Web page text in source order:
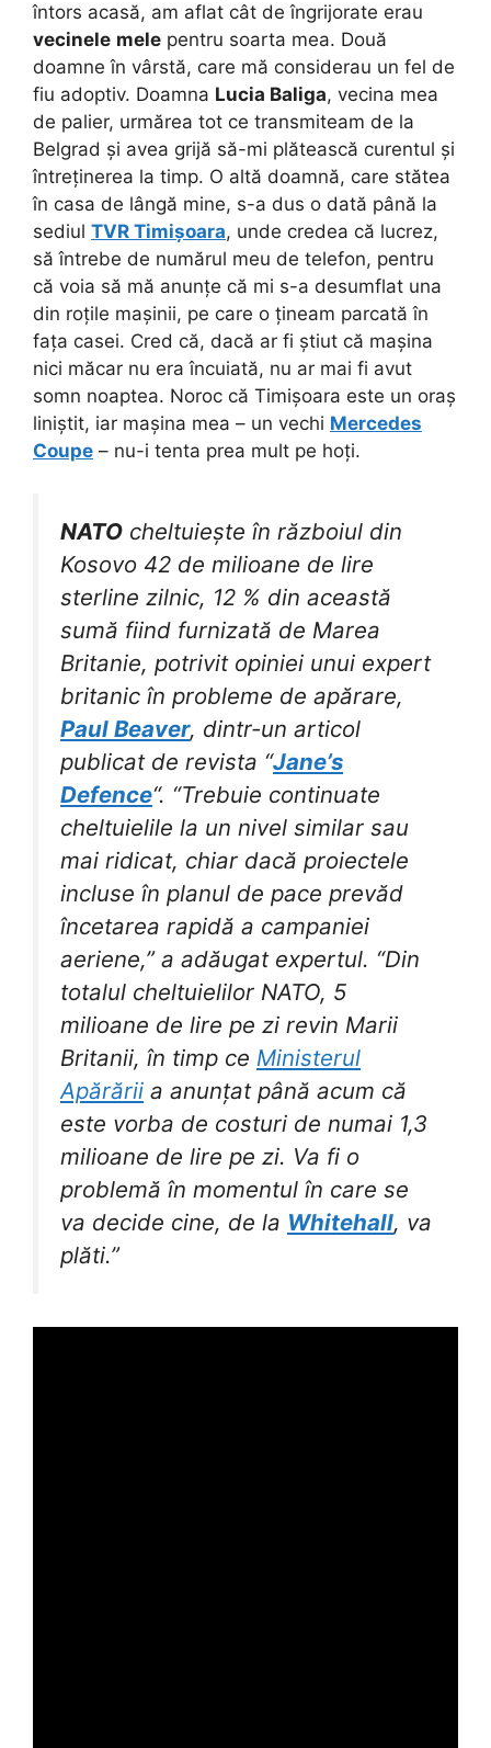
întors acasă, am aflat cât de îngrijorate erau
vecinele mele pentru soarta mea. Două
doamne în vârstă, care mă considerau un fel de
fiu adoptiv. Doamna Lucia Baliga, vecina mea
de palier, urmărea tot ce transmiteam de la
Belgrad și avea grijă să-mi plătească curentul și
întreținerea la timp. O altă doamnă, care stătea
în casa de lângă mine, s-a dus o dată până la
sediul TVR Timișoara, unde credea că lucrez,
să întrebe de numărul meu de telefon, pentru
că voia să mă anunțe că mi s-a desumflat una
din roțile mașinii, pe care o țineam parcată în
fața casei. Cred că, dacă ar fi știut că mașina
nici măcar nu era încuiată, nu ar mai fi avut
somn noaptea. Noroc că Timișoara este un oraș
liniștit, iar mașina mea – un vechi Mercedes
Coupe – nu-i tenta prea mult pe hoți.
NATO cheltuiește în războiul din
Kosovo 42 de milioane de lire
sterline zilnic, 12 % din această
sumă fiind furnizată de Marea
Britanie, potrivit opiniei unui expert
britanic în probleme de apărare,
Paul Beaver, dintr-un articol
publicat de revista “Jane’s
Defence“. “Trebuie continuate
cheltuielile la un nivel similar sau
mai ridicat, chiar dacă proiectele
incluse în planul de pace prevăd
încetarea rapidă a campaniei
aeriene,” a adăugat expertul. “Din
totalul cheltuielilor NATO, 5
milioane de lire pe zi revin Marii
Britanii, în timp ce Ministerul
Apărării a anunțat până acum că
este vorba de costuri de numai 1,3
milioane de lire pe zi. Va fi o
problemă în momentul în care se
va decide cine, de la Whitehall, va
plăti.”